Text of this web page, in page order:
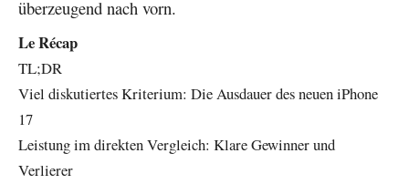
überzeugend nach vorn.
Le Récap
TL;DR
Viel diskutiertes Kriterium: Die Ausdauer des neuen iPhone
17
Leistung im direkten Vergleich: Klare Gewinner und
Verlierer